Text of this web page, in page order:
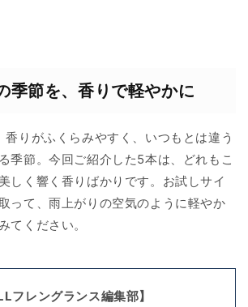
季節を、香りで軽やかに
りがふくらみやすく、いつもとは違う
季節。今回ご紹介した5本は、どれもこ
しく響く香りばかりです。お試しサイ
って、雨上がりの空気のように軽やか
てください。
フレングランス編集部】